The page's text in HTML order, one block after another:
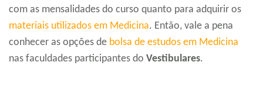
com as mensalidades do curso quanto para adquirir os
materiais utilizados em Medicina. Então, vale a pena
conhecer as opções de bolsa de estudos em Medicina
nas faculdades participantes do Vestibulares.